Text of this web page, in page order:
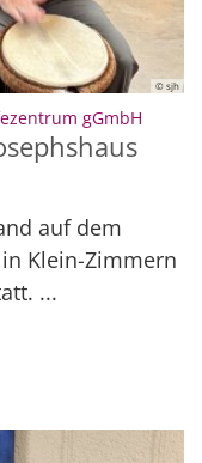
© sjh
gGmbH
auf dem
Klein-Zimmern
...